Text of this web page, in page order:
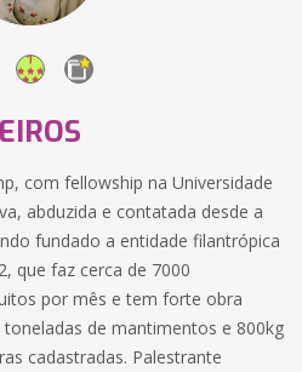
com fellowship na Universidade
abduzida e contatada desde a
fundado a entidade filantrópica
que faz cerca de 7000
por mês e tem forte obra
de mantimentos e 800kg
cadastradas. Palestrante